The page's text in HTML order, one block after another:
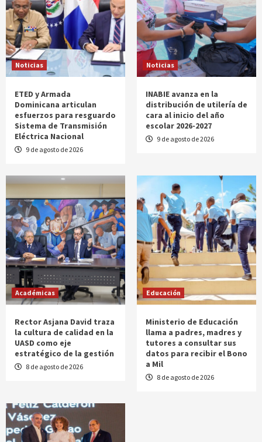
Noticias
ETED y Armada
Dominicana articulan
esfuerzos para resguardo
Sistema de Transmisión
Eléctrica Nacional
9 de agosto de 2026
Noticias
INABIE avanza en la
distribución de utilería de
cara al inicio del año
escolar 2026-2027
9 de agosto de 2026
Académicas
Rector Asjana David traza
la cultura de calidad en la
UASD como eje
estratégico de la gestión
8 de agosto de 2026
Educación
Ministerio de Educación
llama a padres, madres y
tutores a consultar sus
datos para recibir el Bono
a Mil
8 de agosto de 2026